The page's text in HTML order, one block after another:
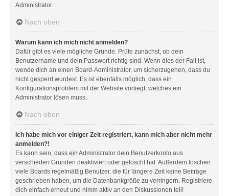
Administrator.
Nach oben
Warum kann ich mich nicht anmelden?
Dafür gibt es viele mögliche Gründe. Prüfe zunächst, ob dein
Benutzername und dein Passwort richtig sind. Wenn dies der Fall ist,
wende dich an einen Board-Administrator, um sicherzugehen, dass du
nicht gesperrt wurdest. Es ist ebenfalls möglich, dass ein
Konfigurationsproblem mit der Website vorliegt, welches ein
Administrator lösen muss.
Nach oben
Ich habe mich vor einiger Zeit registriert, kann mich aber nicht mehr
anmelden?!
Es kann sein, dass ein Administrator dein Benutzerkonto aus
verschieden Gründen deaktiviert oder gelöscht hat. Außerdem löschen
viele Boards regelmäßig Benutzer, die für längere Zeit keine Beiträge
geschrieben haben, um die Datenbankgröße zu verringern. Registriere
dich einfach erneut und nimm aktiv an den Diskussionen teil!